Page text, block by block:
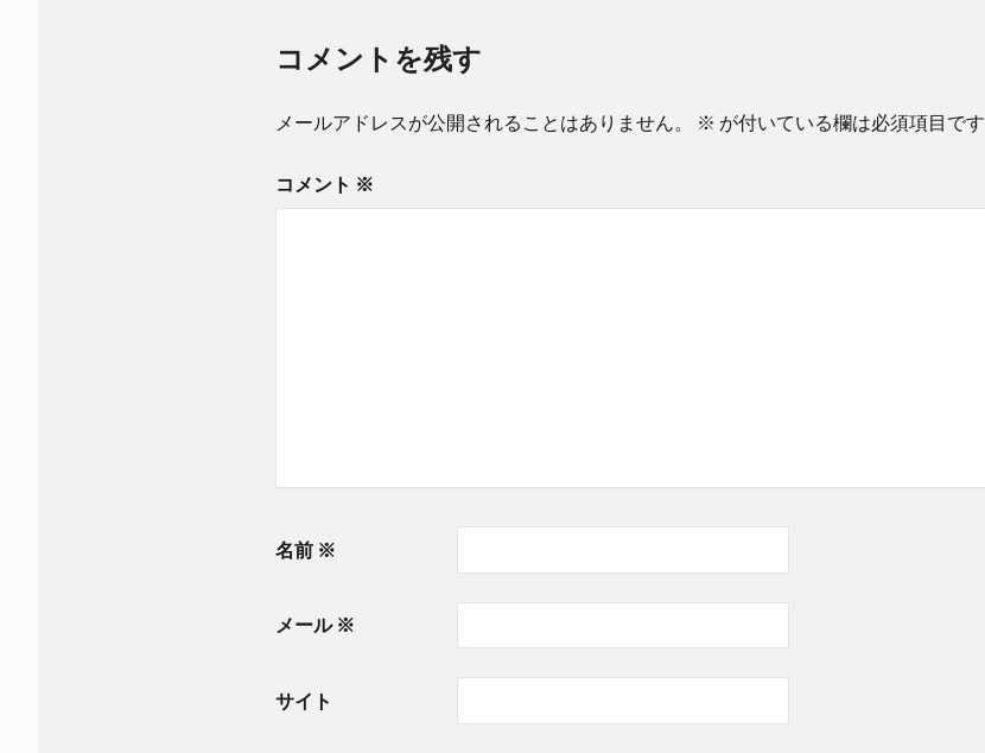
コメントを残す
メールアドレスが公開されることはありません。 ※ が付いている欄は必須項目です
コメント ※
名前 ※
メール ※
サイト